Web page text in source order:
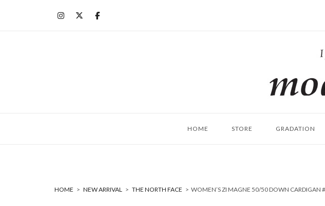
HOME STORE GRADATION
HOME > NEW ARRIVAL > THE NORTH FACE > WOMEN’S ZI MAGNE 50/50 DOWN CARDIGAN